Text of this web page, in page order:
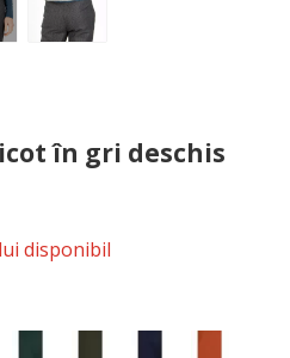
în gri deschis
disponibil